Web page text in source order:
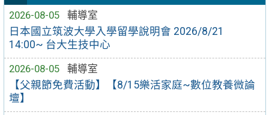
2026-08-05
輔導室
日本國立筑波大學入學留學說明會 2026/8/21
14:00~ 台大生技中心
2026-08-05
輔導室
【父親節免費活動】【8/15樂活家庭~數位教養微論
壇】